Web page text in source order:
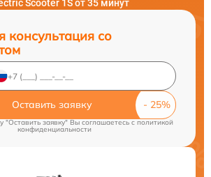
Scooter 1S от 35 минут
консультация со
Оставить заявку
"Оставить заявку" Вы соглашаетесь cполитикой
конфиденциальности